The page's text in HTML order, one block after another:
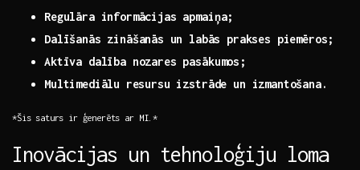
Regulāra informācijas apmaiņa;
Dalīšanās zināšanās⁢ un ⁢labās prakses ​piemēros;
Aktīva dalība nozares pasākumos;
Multimediālu⁣ resursu izstrāde un izmantošana.
*Šis saturs ir ģenerēts ar MI.*
Inovācijas un tehnoloģiju loma